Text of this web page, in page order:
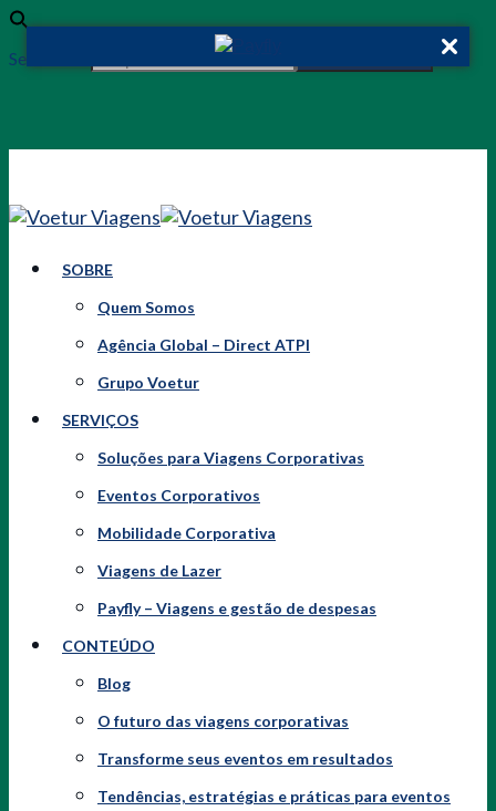
Search for:
SOBRE
Quem Somos
Agência Global – Direct ATPI
Grupo Voetur
SERVIÇOS
Soluções para Viagens Corporativas
Eventos Corporativos
Mobilidade Corporativa
Viagens de Lazer
Payfly – Viagens e gestão de despesas
CONTEÚDO
Blog
O futuro das viagens corporativas
Transforme seus eventos em resultados
Tendências, estratégias e práticas para eventos